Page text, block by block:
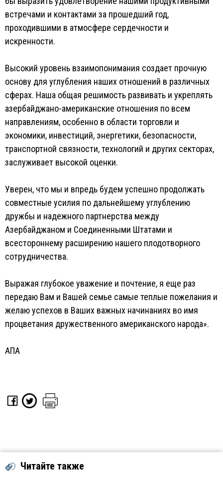
встречами и контактами за прошедший год,
проходившими в атмосфере сердечности и
искренности.
Высокий уровень взаимопонимания создает прочную
основу для углубления наших отношений в различных
сферах. Наша общая решимость развивать и укреплять
азербайджано-американские отношения по всем
направлениям, особенно в области торговли и
экономики, инвестиций, энергетики, безопасности,
транспортной связности, технологий и других секторах,
заслуживает высокой оценки.
Уверен, что мы и впредь будем успешно продолжать
совместные усилия по дальнейшему углублению
дружбы и надежного партнерства между
Азербайджаном и Соединенными Штатами и
всестороннему расширению нашего плодотворного
сотрудничества.
Выражая глубокое уважение и почтение, я еще раз
передаю Вам и Вашей семье самые теплые пожелания и
желаю успехов в Ваших важных начинаниях во имя
процветания дружественного американского народа».
АПА
Читайте также